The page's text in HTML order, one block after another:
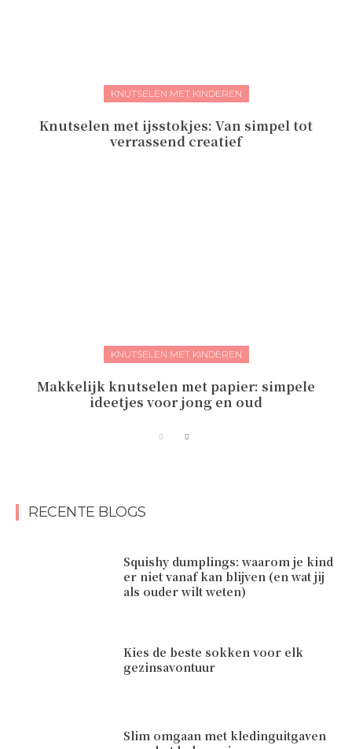
KNUTSELEN MET KINDEREN
Knutselen met ijsstokjes: Van simpel tot
verrassend creatief
KNUTSELEN MET KINDEREN
Makkelijk knutselen met papier: simpele
ideetjes voor jong en oud
RECENTE BLOGS
Squishy dumplings: waarom je kind
er niet vanaf kan blijven (en wat jij
als ouder wilt weten)
Kies de beste sokken voor elk
gezinsavontuur
Slim omgaan met kledinguitgaven